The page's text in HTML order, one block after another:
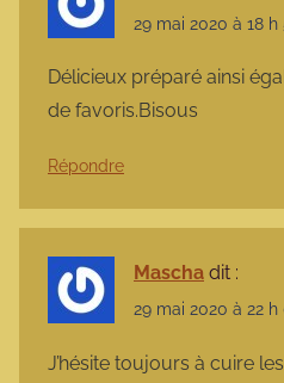
29 mai 2020 à 18 h
Délicieux préparé ainsi
de favoris.Bisous
Répondre
Mascha dit :
29 mai 2020 à 22 h
J’hésite toujours à cuire